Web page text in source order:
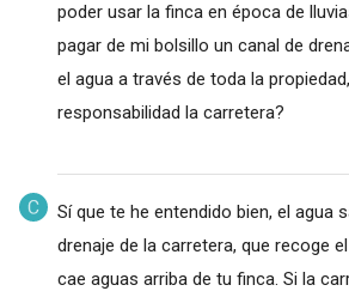
poder usar la finca en época de
pagar de mi bolsillo un canal de
el agua a través de toda la
responsabilidad la carretera?
Sí que te he entendido bien, el agua
drenaje de la carretera, que recoge
cae aguas arriba de tu finca. Si la